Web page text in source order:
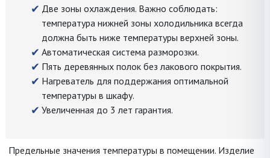
Две зоны охлаждения. Важно соблюдать:
температура нижней зоны холодильника всегда
должна быть ниже температуры верхней зоны.
Автоматическая система разморозки.
Пять деревянных полок без лакового покрытия.
Нагреватель для поддержания оптимальной
температуры в шкафу.
Увеличенная до 3 лет гарантия.
Предельные значения температуры в помещении. Изделие